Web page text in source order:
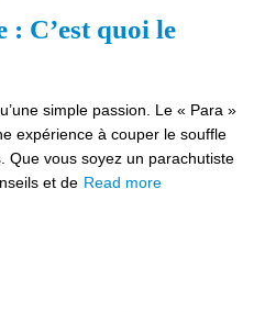
C’est quoi le
simple passion. Le « Para »
expérience à couper le souffle
Que vous soyez un parachutiste
et de Read more